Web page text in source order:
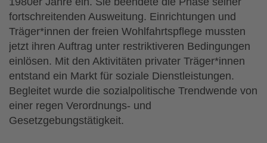
fortschreitenden Ausweitung. Einrichtungen und
Träger*innen der freien Wohlfahrtspflege mussten
jetzt ihren Auftrag unter restriktiveren Bedingungen
einlösen. Mit den Aktivitäten privater Träger*innen
entstand ein Markt für soziale Dienstleistungen.
Begleitet wurde die sozialpolitische Trendwende von
einer regen Verordnungs- und
Gesetzgebungstätigkeit.